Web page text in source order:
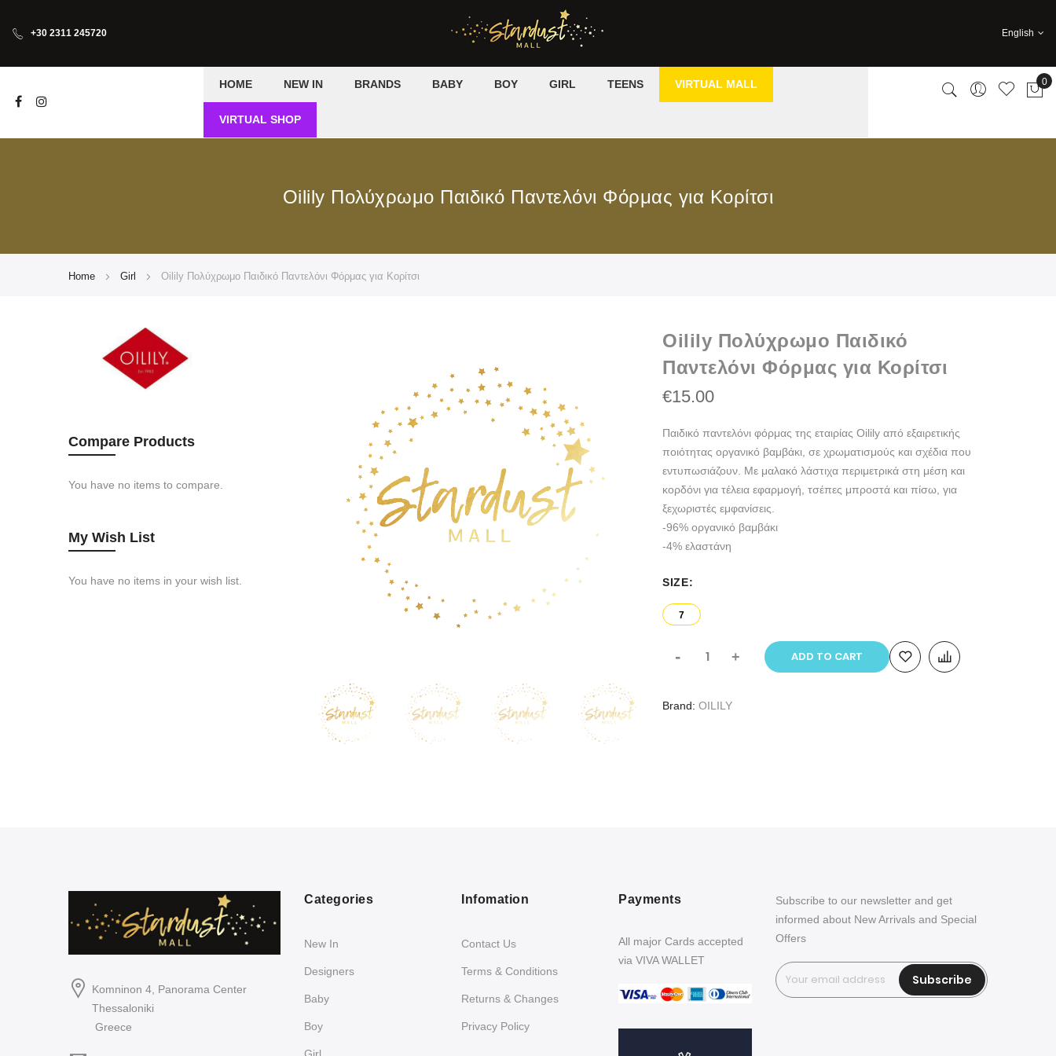
+30 2311 245720 English
HOME NEW IN BRANDS BABY BOY GIRL TEENS VIRTUAL MALL
VIRTUAL SHOP
0
Oilily Πολύχρωμο Παιδικό Παντελόνι Φόρμας για Κορίτσι
Home Girl Oilily Πολύχρωμο Παιδικό Παντελόνι Φόρμας για Κορίτσι
Oilily Πολύχρωμο Παιδικό
Παντελόνι Φόρμας για Κορίτσι
€15.00
Παιδικό παντελόνι φόρμας της εταιρίας Oilily από εξαιρετικής
ποιότητας οργανικό βαμβάκι, σε χρωματισμούς και σχέδια που
εντυπωσιάζουν. Με μαλακό λάστιχα περιμετρικά στη μέση και
κορδόνι για τέλεια εφαρμογή, τσέπες μπροστά και πίσω, για
ξεχωριστές εμφανίσεις.
-96% οργανικό βαμβάκι
-4% ελαστάνη
SIZE
7
- + ADD TO CART
Brand OILILY
Compare Products
You have no items to compare.
My Wish List
You have no items in your wish list.
Komninon 4, Panorama Center
Thessaloniki
Greece
Categories
New In
Designers
Baby
Boy
Infomation
Contact Us
Terms & Conditions
Returns & Changes
Privacy Policy
Payments
All major Cards accepted
via VIVA WALLET
Subscribe to our newsletter and get
informed about New Arrivals and Special
Offers
Subscribe